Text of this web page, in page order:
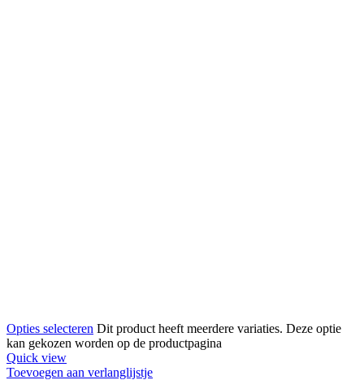
Opties selecteren Dit product heeft meerdere variaties. Deze optie
kan gekozen worden op de productpagina
Quick view
Toevoegen aan verlanglijstje